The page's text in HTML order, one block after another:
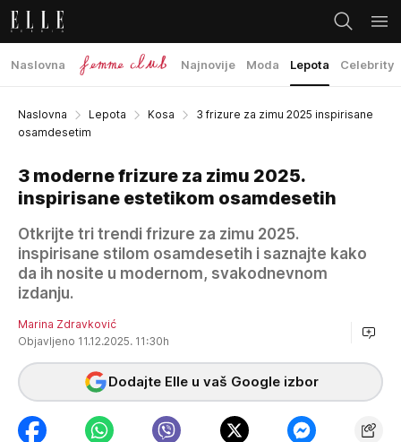
Naslovna Najnovije Moda Lepota Celebrity
Naslovna Lepota Kosa
3 frizure za zimu 2025 inspirisane
osamdesetim
3 moderne frizure za zimu 2025.
inspirisane estetikom osamdesetih
Otkrijte tri trendi frizure za zimu 2025.
inspirisane stilom osamdesetih i saznajte kako
da ih nosite u modernom, svakodnevnom
izdanju.
Marina Zdravković
Objavljeno 11.12.2025. 11:30h
Dodajte Elle u vaš Google izbor